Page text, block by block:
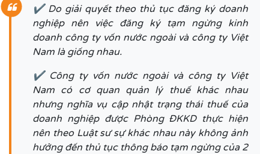
✔ Do giải quyết theo thủ tục đăng ký doanh
nghiệp nên việc đăng ký tạm ngừng kinh
doanh công ty vốn nước ngoài và công ty Việt
Nam là giống nhau.
✔ Công ty vốn nước ngoài và công ty Việt
Nam có cơ quan quản lý thuế khác nhau
nhưng nghĩa vụ cập nhật trạng thái thuế của
doanh nghiệp được Phòng ĐKKD thực hiện
nên theo Luật sư sự khác nhau này không ảnh
hưởng đến thủ tục thông báo tạm ngừng của 2